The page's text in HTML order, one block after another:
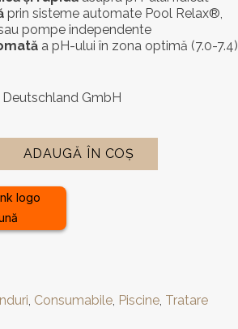
prin sisteme automate Pool Relax®,
pompe independente
a pH-ului în zona optimă (7.0-7.4)
GmbH
ADAUGĂ ÎN COȘ
Consumabile, Piscine, Tratare